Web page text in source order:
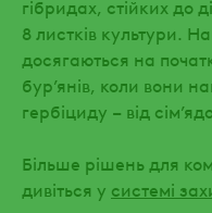
гібридах, стійких до
8 листків культури.
досягаються на
бур’янів, коли вони
гербіциду – від
Більше рішень для
дивіться у системі